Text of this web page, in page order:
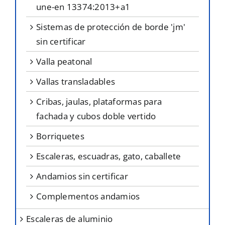
une-en 13374:2013+a1
sistemas de protección de borde 'jm'
sin certificar
valla peatonal
vallas transladables
cribas, jaulas, plataformas para
fachada y cubos doble vertido
borriquetes
escaleras, escuadras, gato, caballete
andamios sin certificar
complementos andamios
escaleras de aluminio